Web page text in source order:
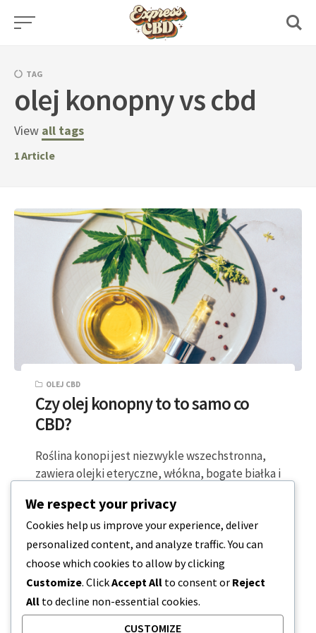
Skip
TAG
olej konopny vs cbd
View all tags
1Article
OLEJ CBD
Czy olej konopny to to samo co
CBD?
Roślina konopi jest niezwykle wszechstronna,
zawiera olejki eteryczne, włókna, bogate białka i
można znaleźć…
2 MINUTY CZYTANIA 2024-03-29
We respect your privacy
Cookies help us improve your experience, deliver
personalized content, and analyze traffic. You can
choose which cookies to allow by clicking
Customize. ClickAccept All to consent or Reject
All to decline non-essential cookies.
CUSTOMIZE